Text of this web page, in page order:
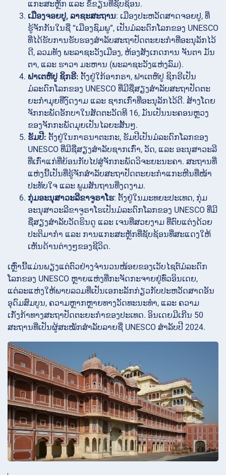
ແກະສະຫຼັກ ແລະ ຂໍ້ຂຽນທີ່ຊັບຊ້ອນ.
ເມືອງຈອຍປູ, ລາຊະສະຖານ: ເມືອງປະຫວັດສາດຈອຍປູ, ທີ່
ຮູ້ຈັກກັນໃນຊື່ “ເມືອງຊົມພູ”, ເປັນມໍລະດົກໂລກຂອງ UNESCO
ທີ່ໄດ້ຮັບການຮັບຮອງສຳລັບສະຖາປັດຕະຍະກຳທີ່ອະນຸລັກໄວ້
ດີ, ລວມທັງ ພະລາຊະວັງເມືອງ, ຫ້ອງສັງເກດການ ຈັນຕາ ມັນ
ຕາ, ແລະ ຮາວາ ມະຫານ (ພະລາຊະວັງແຫ່ງລົມ).
ຟາເຕຫ໌ປູ ຊິກຣີ: ຕັ້ງຢູ່ໃກ້ອາກຣາ, ຟາເຕຫ໌ປູ ຊິກຣີເປັນ
ມໍລະດົກໂລກຂອງ UNESCO ທີ່ມີຊື່ສຽງສຳລັບສະຖາປັດຕະ
ຍະກຳມຸຍທີ່ງົດງາມ ແລະ ຊາກເກົ່າທີ່ອະນຸລັກໄວ້ດີ. ສ້າງໂດຍ
ຈັກກະພັດອັກບາໃນສັດຕະວັດທີ 16, ມັນເປັນນະຄອນຫຼວງ
ຂອງຈັກກະພັດມຸຍເປັນໄລຍະສັ້ນໆ.
ຮັມປີ: ຕັ້ງຢູ່ໃນກາຣນາຕະກະ, ຮັມປີເປັນມໍລະດົກໂລກຂອງ
UNESCO ທີ່ມີຊື່ສຽງສຳລັບຊາກເກົ່າ, ວັດ, ແລະ ອະນຸສາວະລີ
ທີ່ເກົ່າແກ່ທີ່ຍ້ອນກັບໄປສູ່ຈັກກະພັດວິຈະຍະນະຄາ. ສະຖານທີ່
ແຫ່ງນີ້ເປັນທີ່ຮູ້ຈັກສຳລັບສະຖາປັດຕະຍະກຳແກະຫີນທີ່ໜ້າ
ປະທັບໃຈ ແລະ ພູມສັນຖານທີ່ງດງາມ.
ກຸ່ມອະນຸສາວະລີຂາຈູຣາໂຮ: ຕັ້ງຢູ່ໃນມະທຍະປະເທດ, ກຸ່ມ
ອະນຸສາວະລີຂາຈູຣາໂຮເປັນມໍລະດົກໂລກຂອງ UNESCO ທີ່ມີ
ຊື່ສຽງສຳລັບວັດຮິນດູ ແລະ ເຈນທີ່ສວຍງາມ ທີ່ຕົບແຕ່ງດ້ວຍ
ປະຕິມາກຳ ແລະ ການແກະສະຫຼັກທີ່ຊັບຊ້ອນທີ່ສະແດງໃຫ້
ເຫັນດ້ານຕ່າງໆຂອງຊີວິດ.
ເຫຼົ່ານີ້ແມ່ນພຽງແຕ່ຕົວຢ່າງຈຳນວນໜ້ອຍຂອງເວັບໄຊຕ໌ມໍລະດົກ
ໂລກຂອງ UNESCO ຫຼາຍແຫ່ງທີ່ກະຈັດກະຈາຍຢູ່ທົ່ວອິນເດຍ,
ແຕ່ລະແຫ່ງໃຫ້ພາບລວມທີ່ເປັນເອກະລັກກ່ຽວກັບປະຫວັດສາດອັນ
ອຸດົມສົມບູນ, ຄວາມຫຼາກຫຼາຍທາງວັດທະນະທຳ, ແລະ ຄວາມ
ເກັ່ງກ້າທາງສະຖາປັດຕະຍະກຳຂອງປະເທດ. ອິນເດຍມີເກີນ 50
ສະຖານທີ່ເປັນຜູ້ສະໝັກສຳລັບລາຍຊື່ UNESCO ສຳລັບປີ 2024.